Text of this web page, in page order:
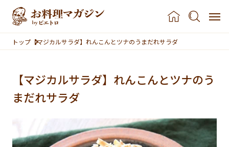
本文へスキップ
トップ 【マジカルサラダ】れんこんとツナのうまだれサラダ
【マジカルサラダ】れんこんとツナのう
まだれサラダ